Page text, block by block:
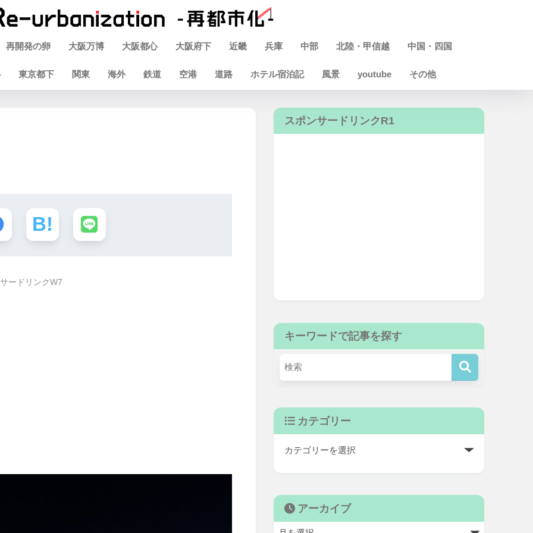
再開発の卵 大阪万博 大阪都心 大阪府下 近畿 兵庫 中部 北陸・甲信越 中国・四国
東京都下 関東 海外 鉄道 空港 道路 ホテル宿泊記 風景 youtube その他
ードリンクW7
スポンサードリンクR1
キーワードで記事を探す
カテゴリー
アーカイブ